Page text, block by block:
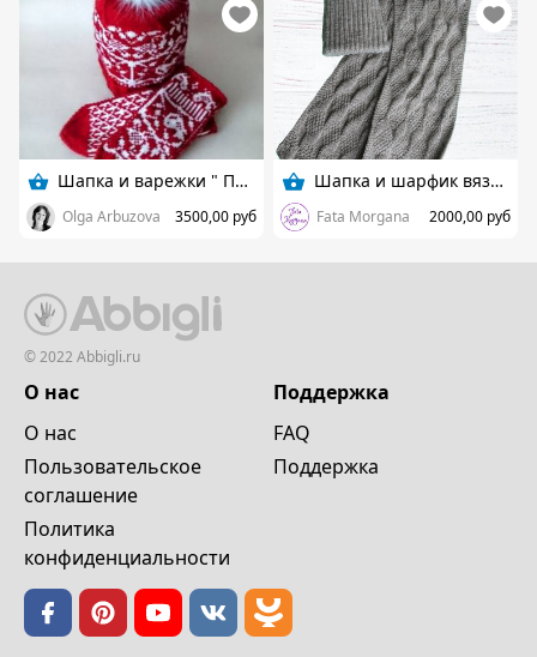
Шапка и варежки " Птички "
Olga Arbuzova 3500,00 руб
Шапка и шарфик вязаные
Fata Morgana 2000,00 руб
© 2022 Abbigli.ru
О нас
О нас
Пользовательское
cоглашение
Политика
конфиденциальности
Поддержка
FAQ
Поддержка